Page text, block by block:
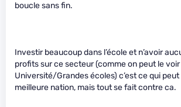
boucle sans fin.
Investir beaucoup dans l’école et n’avoir
profits sur ce secteur (comme on peut le
Université/Grandes écoles) c’est ce qui
meilleure nation, mais tout se fait contre ca.